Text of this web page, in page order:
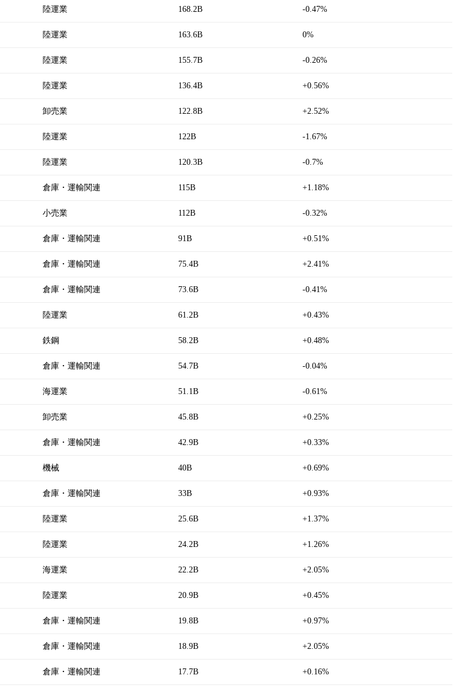
陸運業 168.2B -0.47%
陸運業 163.6B 0%
陸運業 155.7B -0.26%
陸運業 136.4B +0.56%
卸売業 122.8B +2.52%
陸運業 122B -1.67%
陸運業 120.3B -0.7%
倉庫・運輸関連 115B +1.18%
小売業 112B -0.32%
倉庫・運輸関連 91B +0.51%
倉庫・運輸関連 75.4B +2.41%
倉庫・運輸関連 73.6B -0.41%
陸運業 61.2B +0.43%
鉄鋼 58.2B +0.48%
倉庫・運輸関連 54.7B -0.04%
海運業 51.1B -0.61%
卸売業 45.8B +0.25%
倉庫・運輸関連 42.9B +0.33%
機械 40B +0.69%
倉庫・運輸関連 33B +0.93%
陸運業 25.6B +1.37%
陸運業 24.2B +1.26%
海運業 22.2B +2.05%
陸運業 20.9B +0.45%
倉庫・運輸関連 19.8B +0.97%
倉庫・運輸関連 18.9B +2.05%
倉庫・運輸関連 17.7B +0.16%